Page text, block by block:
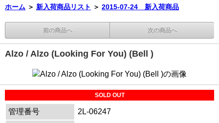
ホーム ＞ 新入荷商品リスト ＞ 2015-07-24 新入荷商品
前の商品へ 次の商品へ
Alzo / Alzo (Looking For You) (Bell )
SOLD OUT
管理番号
2L-06247